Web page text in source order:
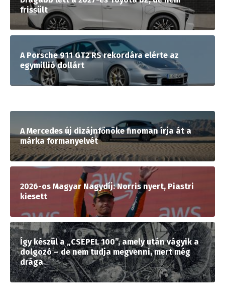
frissült
A Porsche 911 GT2 RS rekordára elérte az
egymillió dollárt
A Mercedes új dizájnfőnöke finoman írja át a
márka formanyelvét
2026-os Magyar Nagydíj: Norris nyert, Piastri
kiesett
Így készül a „CSEPEL 100”, amely után vágyik a
dolgozó – de nem tudja megvenni, mert még
drága